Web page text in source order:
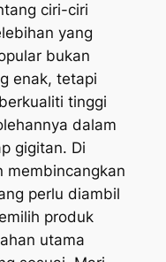
ciri-ciri
yang
bukan
enak, tetapi
tinggi
dalam
gigitan. Di
membincangkan
perlu diambil
produk
utama